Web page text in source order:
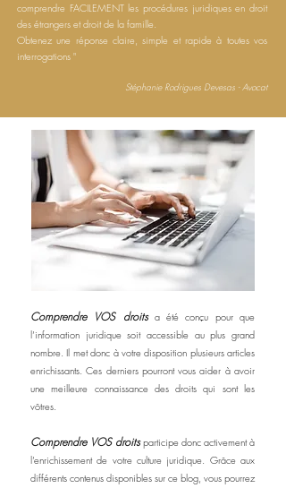
comprendre FACILEMENT les procédures juridiques en droit
des étrangers et droit de la famille.
Obtenez une réponse claire, simple et rapide à toutes vos
interrogations "
Stéphanie Rodrigues Devesas - Avocat
Comprendre VOS droitsa été conçu pour que
l’information juridique soit accessible au plus grand
nombre. Il met donc à votre disposition plusieurs articles
enrichissants. Ces derniers pourront vous aider à avoir
une meilleure connaissance des droits qui sont les
vôtres.
Comprendre VOS droitsparticipe donc activement à
l’enrichissement de votre culture juridique. Grâce aux
différents contenus disponibles sur ce blog, vous pourrez